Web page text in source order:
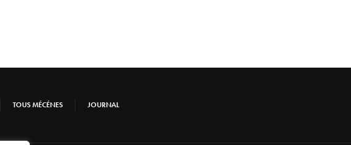
TOUS MÉCÉNES JOURNAL